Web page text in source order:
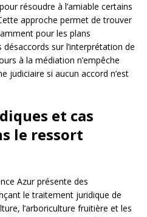
résoudre à l’amiable certains
approche permet de trouver
pour les plans
sur l’interprétation de
à la médiation n’empêche
judiciaire si aucun accord n’est
et cas
le ressort
Azur présente des
le traitement juridique de
l’arboriculture fruitière et les